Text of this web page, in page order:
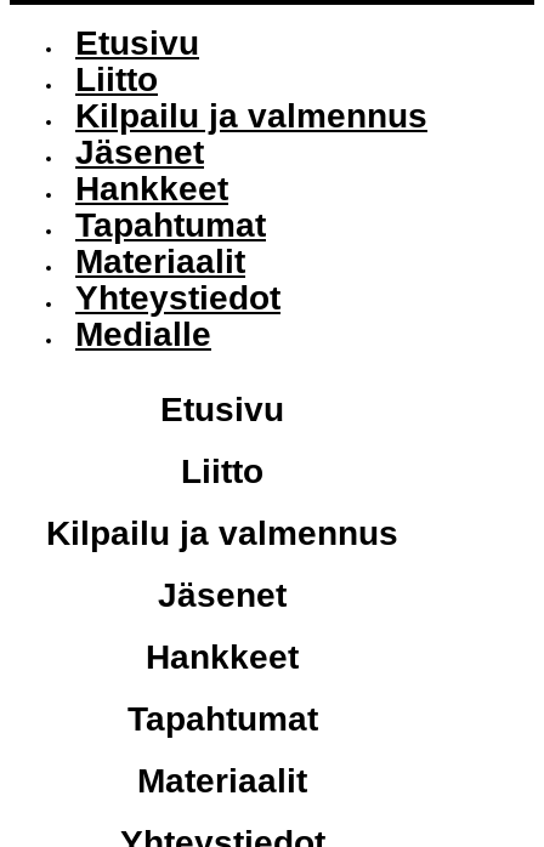
Etusivu
Liitto
Kilpailu ja valmennus
Jäsenet
Hankkeet
Tapahtumat
Materiaalit
Yhteystiedot
Medialle
Etusivu
Liitto
Kilpailu ja valmennus
Jäsenet
Hankkeet
Tapahtumat
Materiaalit